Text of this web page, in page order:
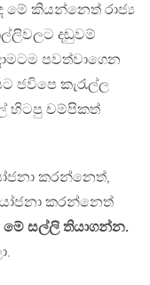
මේ කියන්නෙත් රාජ්‍ය
දඬුවම්
පවත්වාගෙන
ජවිපෙ කැරැල්ල
හිටපු චම්පිකත්
කරන්නෙත්,
කරන්නෙත්
මේ සල්ලි තියාගන්න.